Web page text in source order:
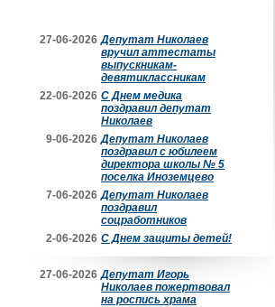
27-06-2026 Депутат Николаев
вручил аттестаты
выпускникам-
девятиклассникам
22-06-2026 С Днем медика
поздравил депутат
Николаев
9-06-2026 Депутат Николаев
поздравил с юбилеем
директора школы № 5
поселка Иноземцево
7-06-2026 Депутат Николаев
поздравил
соцработников
2-06-2026 С Днем защиты детей!
27-06-2026 Депутат Игорь
Николаев пожертвовал
на роспись храма